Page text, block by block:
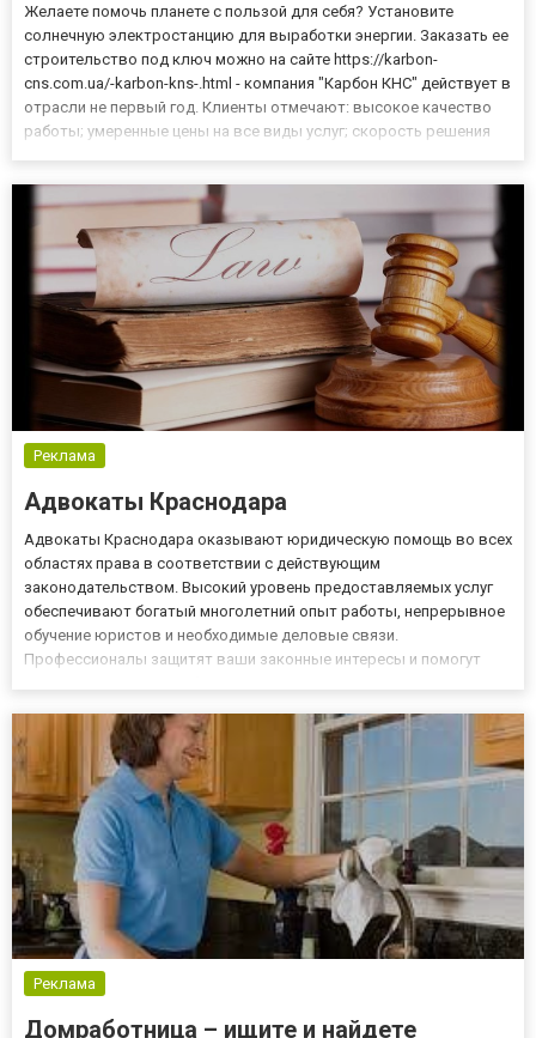
Желаете помочь планете с пользой для себя? Установите
солнечную электростанцию для выработки энергии. Заказать ее
строительство под ключ можно на сайте https://karbon-
cns.com.ua/-karbon-kns-.html - компания "Карбон КНС" действует в
отрасли не первый год. Клиенты отмечают: высокое качество
работы; умеренные цены на все виды услуг; скорость решения
Реклама
Адвокаты Краснодара
Адвокаты Краснодара оказывают юридическую помощь во всех
областях права в соответствии с действующим
законодательством. Высокий уровень предоставляемых услуг
обеспечивают богатый многолетний опыт работы, непрерывное
обучение юристов и необходимые деловые связи.
Профессионалы защитят ваши законные интересы и помогут
сроков и прозрачность оказываемых услуг....
Реклама
Домработница – ищите и найдете